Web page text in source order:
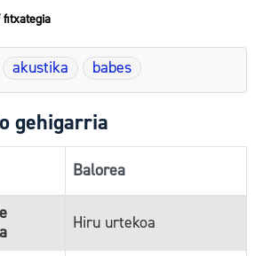
fitxategia
akustika babes
gehigarria
Balorea
Hiru urtekoa